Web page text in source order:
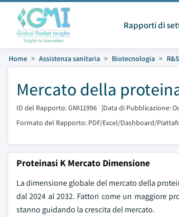
Rapporti di
Home Assistenza sanitaria Biotecnologia
Mercato della
ID del Rapporto: GMI11996 |Data di Pubblicazione:
Formato del Rapporto: PDF/Excel/Dashboard/
Proteinasi K Mercato Dimensione
La dimensione globale del mercato della
dal 2024 al 2032. Fattori come un maggiore
stanno guidando la crescita del mercato.